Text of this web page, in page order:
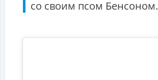
со своим псом Бенсоном.